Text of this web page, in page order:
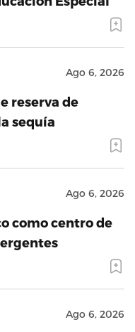
Ago 6, 2026
reserva de
sequía
Ago 6, 2026
como centro de
Ago 6, 2026